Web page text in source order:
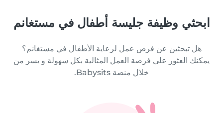
ابحثي وظيفة جليسة أطفال في مستغانم
هل تبحثين عن فرص عمل لرعاية الأطفال في مستغانم؟
يمكنك العثور على فرصة العمل المثالية بكل سهولة و يسر من
خلال منصة Babysits.